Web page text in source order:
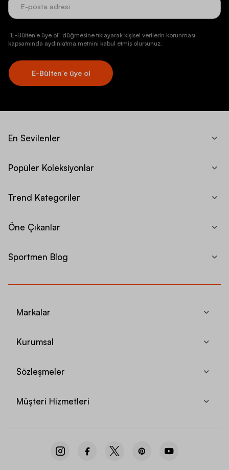
“E-Bülten’e üye ol” düğmesine tıklayarak kişisel verilerin korunması
kapsamında aydınlatma metnini kabul etmiş olursunuz.
E-Bülten’e üye ol
En Sevilenler
Popüler Koleksiyonlar
Trend Kategoriler
Öne Çıkanlar
Sportmen Blog
Markalar
Kurumsal
Sözleşmeler
Müşteri Hizmetleri